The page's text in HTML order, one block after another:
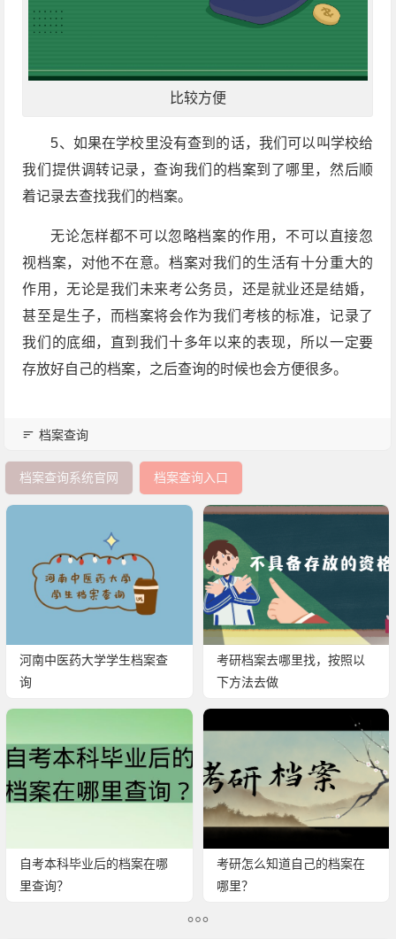
比较方便
5、如果在学校里没有查到的话，我们可以叫学校给
我们提供调转记录，查询我们的档案到了哪里，然后顺
着记录去查找我们的档案。
无论怎样都不可以忽略档案的作用，不可以直接忽
视档案，对他不在意。档案对我们的生活有十分重大的
作用，无论是我们未来考公务员，还是就业还是结婚，
甚至是生子，而档案将会作为我们考核的标准，记录了
我们的底细，直到我们十多年以来的表现，所以一定要
存放好自己的档案，之后查询的时候也会方便很多。
档案查询
档案查询系统官网 档案查询入口
河南中医药大学学生档案查
询
考研档案去哪里找，按照以
下方法去做
自考本科毕业后的档案在哪
里查询？
考研怎么知道自己的档案在
哪里？